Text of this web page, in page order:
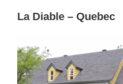
La Diable – Quebec